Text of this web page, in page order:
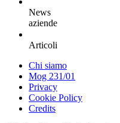
News
aziende
Articoli
Chi siamo
Mog 231/01
Privacy
Cookie Policy
Credits